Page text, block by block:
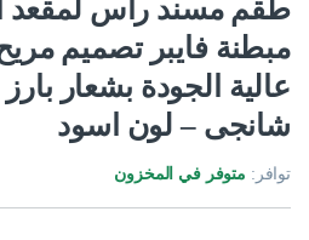
طقم مسند راس لمقعد
مبطنة فايبر تصميم
شانجى – لون اسود
توافر: متوفر في المخزون